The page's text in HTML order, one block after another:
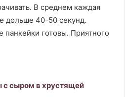
В среднем каждая
дольше 40-50 секунд.
готовы. Приятного
с сыром в хрустящей